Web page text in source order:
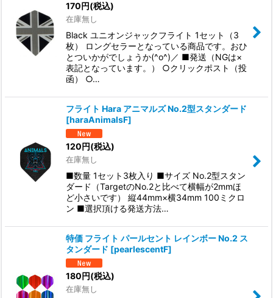
170 円(税込)
在庫無し
Black ユニオンジャックフライト 1セット（3
枚） ロングセラーとなっている商品です。おひ
とついかがでしょうか(^o^)／ ■発送（NGは×
表記となっています。） ○クリックポスト（投
函） ○…
フライト Hara アニマルズ No.2型スタンダード
[haraAnimalsF]
120円(税込)
在庫無し
■数量 1セット3枚入り ■サイズ No.2型スタン
ダード（TargetのNo.2と比べて横幅が2mmほ
ど小さいです） 縦44mm×横34mm 100ミクロ
ン ■選択頂ける発送方法…
特価 フライト パールセント レインボー No.2 ス
タンダード [pearlescentF]
180円(税込)
在庫無し